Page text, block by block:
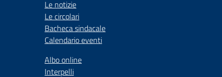
Le notizie
Le circolari
Bacheca sindacale
Calendario eventi
Albo online
Interpelli